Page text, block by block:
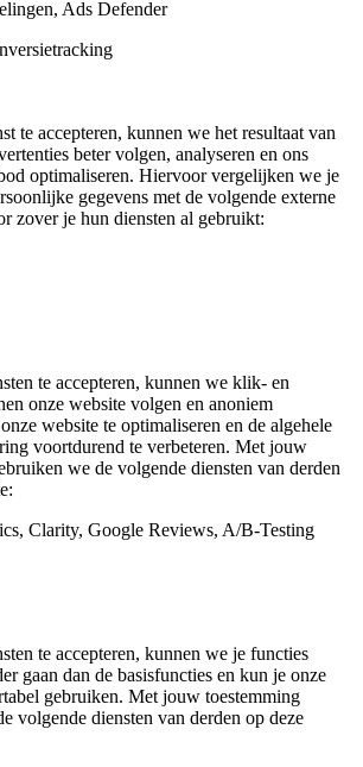
Ads Defender
te accepteren, kunnen we het resultaat van
beter volgen, analyseren en ons
optimaliseren. Hiervoor vergelijken we je
gegevens met de volgende externe
zover je hun diensten al gebruikt:
te accepteren, kunnen we klik- en
onze website volgen en anoniem
website te optimaliseren en de algehele
voortdurend te verbeteren. Met jouw
we de volgende diensten van derden
Clarity, Google Reviews, A/B-Testing
te accepteren, kunnen we je functies
gaan dan de basisfuncties en kun je onze
gebruiken. Met jouw toestemming
volgende diensten van derden op deze